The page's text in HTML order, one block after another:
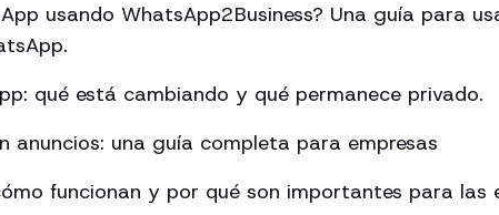
usando WhatsApp2Business? Una guía para
qué está cambiando y qué permanece privado.
anuncios: una guía completa para empresas
funcionan y por qué son importantes para las